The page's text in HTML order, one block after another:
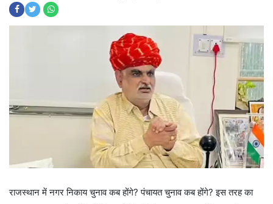
राजस्थान में नगर निकाय चुनाव कब होंगे? पंचायत चुनाव कब होंगे? इस तरह का